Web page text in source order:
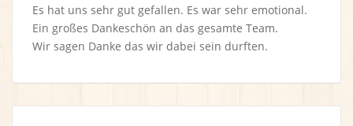
Es hat uns sehr gut gefallen. Es war sehr emotional.
Ein großes Dankeschön an das gesamte Team.
Wir sagen Danke das wir dabei sein durften.